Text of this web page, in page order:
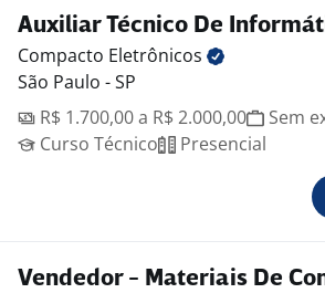
Auxiliar Técnico De
Compacto Eletrônicos
São Paulo - SP
R$ 1.700,00 a R$ 2.000,00
Sem
Curso Técnico
Presencial
Vendedor - Materiais De